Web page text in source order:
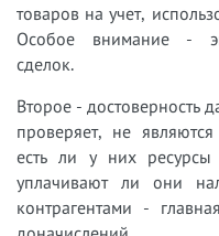
товаров на учет,
Особое внимание -
сделок.
Второе - достоверность
проверяет, не
есть ли у них ресурсы
уплачивают ли они
контрагентами -